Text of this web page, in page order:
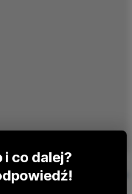
szybciej
WhatsAppie
i co dalej?